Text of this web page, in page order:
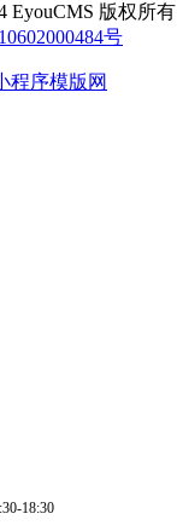
EyouCMS 版权所有
号
程序模版网
18:30